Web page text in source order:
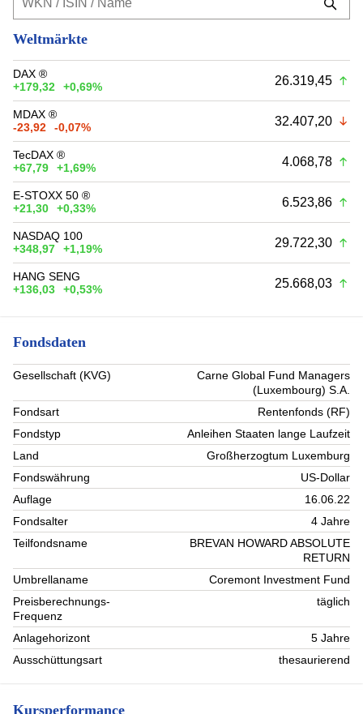
Weltmärkte
DAX ®
+179,32
+0,69% 26.319,45
MDAX ®
-23,92
-0,07% 32.407,20
TecDAX ®
+67,79
+1,69% 4.068,78
E-STOXX 50 ®
+21,30
+0,33% 6.523,86
NASDAQ 100
+348,97
+1,19% 29.722,30
HANG SENG
+136,03
+0,53% 25.668,03
Fondsdaten
Gesellschaft (KVG)
Carne Global Fund Managers
(Luxembourg) S.A.
Fondsart
Rentenfonds (RF)
Fondstyp
Anleihen Staaten lange Laufzeit
Land
Großherzogtum Luxemburg
Fondswährung
US-Dollar
Auflage
16.06.22
Fondsalter
4 Jahre
Teilfondsname
BREVAN HOWARD ABSOLUTE
RETURN
Umbrellaname
Coremont Investment Fund
Preisberechnungs-
Frequenz
täglich
Anlagehorizont
5 Jahre
Ausschüttungsart
thesaurierend
Kursperformance